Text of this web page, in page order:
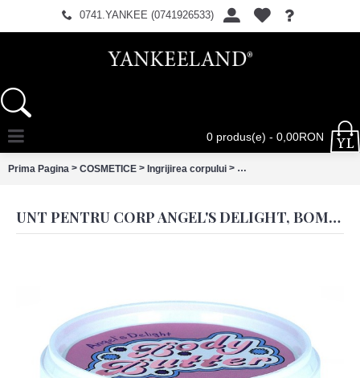
0741.YANKEE (0741926533)
0 produs(e) - 0,00RON
Prima Pagina > COSMETICE > Ingrijirea corpului > Unt pentru corp Angel's
UNT PENTRU CORP ANGEL'S DELIGHT, BOMB COSMETICS, 200ML